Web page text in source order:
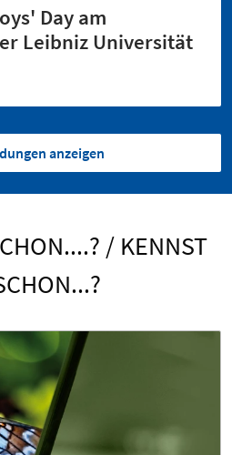
Day am
Leibniz Universität
anzeigen
/ KENNST